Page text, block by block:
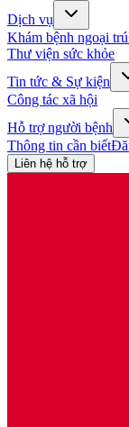
Dịch vụ
Khám bệnh ngoại trú
Thư viện sức khỏe
Tin tức & Sự kiện
Công tác xã hội
Hỗ trợ người bệnh
Thông tin cần biết
Liên hệ hỗ trợ